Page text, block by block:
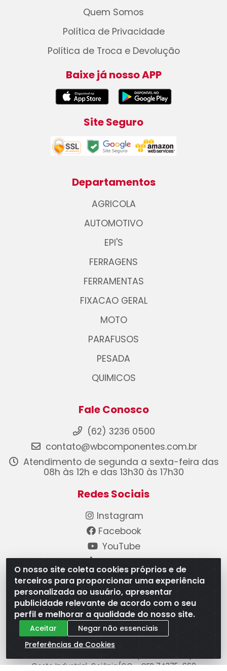
O nosso site coleta cookies próprios e de
terceiros para proporcionar uma experiência
personalizada ao usuário, apresentar
publicidade relevante de acordo com o seu
perfil e melhorar a qualidade do nosso site.
Aceitar
Negar não essenciais
Preferências de Cookies
Quem Somos
Política de Privacidade
Política de Troca e Devolução
Baixe já nosso APP
Site Seguro
Departamentos
AGRICOLA
AUTOMOTIVO
EPI'S
FERRAGENS
FERRAMENTAS
FIXACAO GERAL
MOTO
PARAFUSOS
PESADA
QUIMICOS
Fale Conosco
(62) 3236 0500
contato@wbcomponentes.com.br
Atendimento de segunda a sexta-feira das
08h às 12h e das 13h30 às 17h30
Redes Sociais
Instagram
Facebook
YouTube
Linkedin
Formas de Pagamento
WB Componentes Automotivos LTDA - CNPJ
Oeste Industrial, Goiânia/GO - CEP 74375-660